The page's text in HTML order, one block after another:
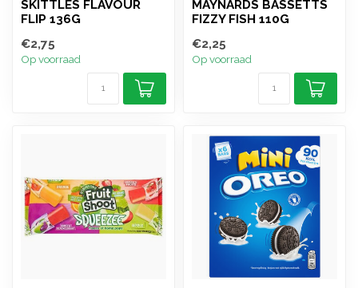
SKITTLES FLAVOUR
FLIP 136G
€2,75
Op voorraad
MAYNARDS BASSETTS
FIZZY FISH 110G
€2,25
Op voorraad